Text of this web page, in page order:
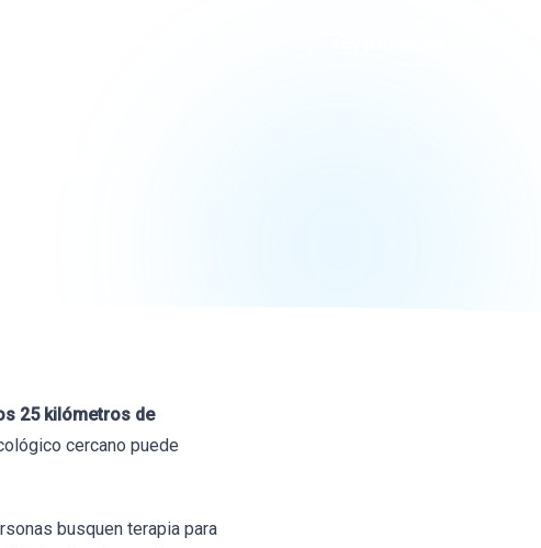
25 kilómetros de
cercano puede
busquen terapia para